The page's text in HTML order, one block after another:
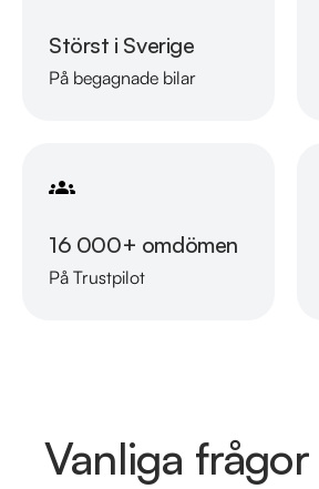
Störst i Sverige
På begagnade bilar
16 000+ omdömen
På Trustpilot
Vanliga frågor